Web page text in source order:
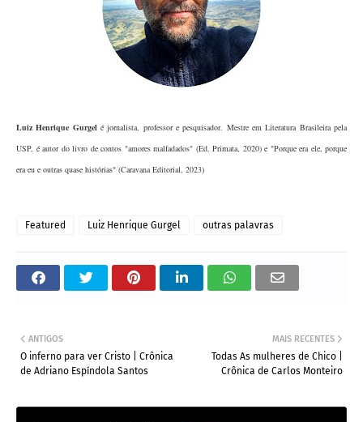
Luiz Henrique Gurgel é jornalista, professor e pesquisador. Mestre em Literatura Brasileira pela
USP, é autor do livro de contos "amores malfadados" (Ed. Primata, 2020) e "Porque era ele, porque
era eu e outras quase histórias" (Caravana Editorial, 2023)
Featured Luiz Henrique Gurgel outras palavras
MAIS RECENTES
Todas As mulheres de Chico |
Crônica de Carlos Monteiro
ANTIGOS
O inferno para ver Cristo | Crônica
de Adriano Espíndola Santos